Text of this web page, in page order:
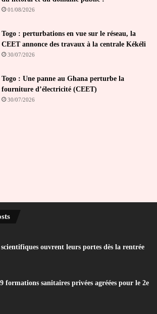
01/08/2026
Togo : perturbations en vue sur le réseau, la
CEET annonce des travaux à la centrale Kékéli
30/07/2026
Togo : Une panne au Ghana perturbe la
fourniture d’électricité (CEET)
30/07/2026
scientifiques ouvrent leurs portes dès la rentrée
formations sanitaires privées agréées pour le 2e